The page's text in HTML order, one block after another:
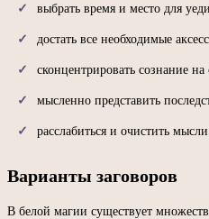
выбрать время и место для
достать все необходимые
сконцентрировать сознание
мысленно представить
расслабиться и очистить
Варианты заговоров
В белой магии существует